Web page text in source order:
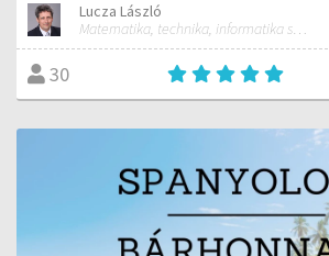
Lucza László
Matematika, technika, informatika szakos általános iskolai tanár; mentorpedagógus, mestertanár
30